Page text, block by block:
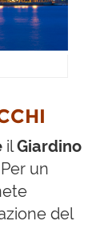
ilGiardino
un
del